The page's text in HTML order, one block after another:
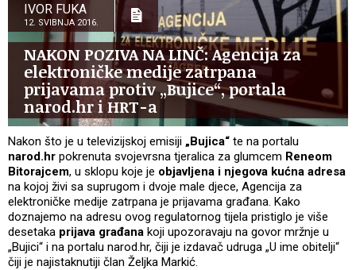
IVOR FUKA
12. SVIBNJA 2016.
NAKON POZIVA NA LINČ: Agencija za
elektroničke medije zatrpana
prijavama protiv „Bujice“, portala
narod.hr i HRT-a
Nakon što je u televizijskoj emisiji „Bujica“ te na portalu
narod.hr pokrenuta svojevrsna tjeralica za glumcem Reneom
Bitorajcem, u sklopu koje je objavljena i njegova kućna adresa
na kojoj živi sa suprugom i dvoje male djece, Agencija za
elektroničke medije zatrpana je prijavama građana. Kako
doznajemo na adresu ovog regulatornog tijela pristiglo je više
desetaka prijava građana koji upozoravaju na govor mržnje u
„Bujici“ i na portalu narod.hr, čiji je izdavač udruga „U ime obitelji“
čiji je najistaknutiji član Željka Markić.